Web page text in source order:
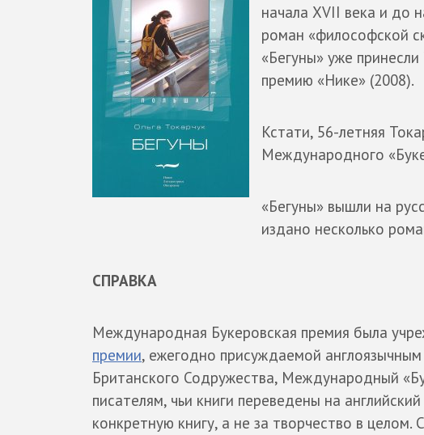
начала XVII века и до
роман «философской
«Бегуны» уже
премию «Нике» (2008).
Кстати, 56-летняя
Международного
«Бегуны» вышли на
издано несколько
СПРАВКА
Международная Букеровская премия была
премии, ежегодно присуждаемой
Британского Содружества, Международный
писателям, чьи книги переведены на
конкретную книгу, а не за творчество в